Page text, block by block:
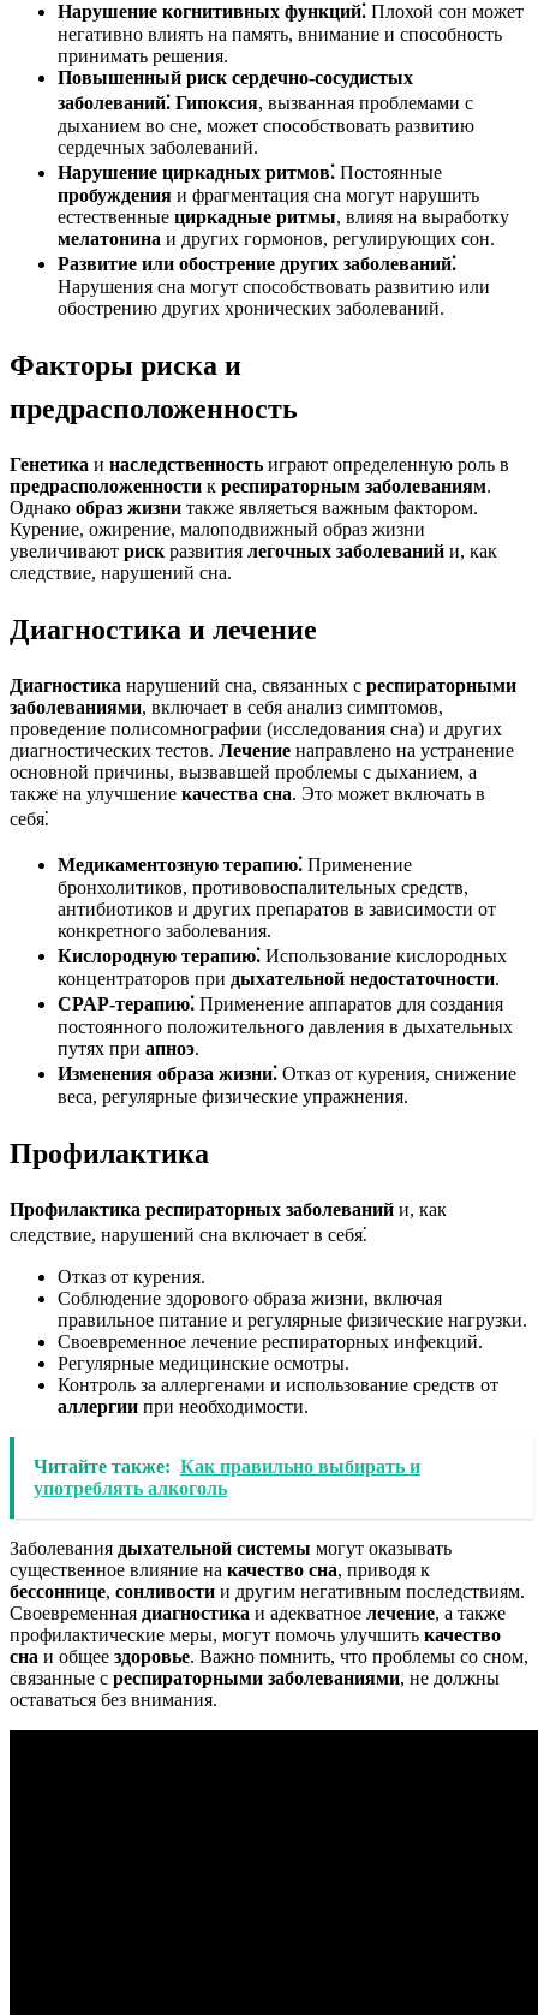
Нарушение когнитивных функций⁚ Плохой сон может
негативно влиять на память, внимание и способность
принимать решения.
Повышенный риск сердечно-сосудистых
заболеваний⁚ Гипоксия, вызванная проблемами с
дыханием во сне, может способствовать развитию
сердечных заболеваний.
Нарушение циркадных ритмов⁚ Постоянные
пробуждения и фрагментация сна могут нарушить
естественные циркадные ритмы, влияя на выработку
мелатонина и других гормонов, регулирующих сон.
Развитие или обострение других заболеваний⁚
Нарушения сна могут способствовать развитию или
обострению других хронических заболеваний.
Факторы риска и
предрасположенность
Генетика и наследственность играют определенную роль в
предрасположенности к респираторным заболеваниям.
Однако образ жизни также являеться важным фактором.
Курение, ожирение, малоподвижный образ жизни
увеличивают риск развития легочных заболеваний и, как
следствие, нарушений сна.
Диагностика и лечение
Диагностика нарушений сна, связанных с респираторными
заболеваниями, включает в себя анализ симптомов,
проведение полисомнографии (исследования сна) и других
диагностических тестов. Лечение направлено на устранение
основной причины, вызвавшей проблемы с дыханием, а
также на улучшение качества сна. Это может включать в
себя⁚
Медикаментозную терапию⁚ Применение
бронхолитиков, противовоспалительных средств,
антибиотиков и других препаратов в зависимости от
конкретного заболевания.
Кислородную терапию⁚ Использование кислородных
концентраторов при дыхательной недостаточности.
CPAP-терапию⁚ Применение аппаратов для создания
постоянного положительного давления в дыхательных
путях при апноэ.
Изменения образа жизни⁚ Отказ от курения, снижение
веса, регулярные физические упражнения.
Профилактика
Профилактика респираторных заболеваний и, как
следствие, нарушений сна включает в себя⁚
Отказ от курения.
Соблюдение здорового образа жизни, включая
правильное питание и регулярные физические нагрузки.
Своевременное лечение респираторных инфекций.
Регулярные медицинские осмотры.
Контроль за аллергенами и использование средств от
аллергии при необходимости.
Читайте также: Как правильно выбирать и
употреблять алкоголь
Заболевания дыхательной системы могут оказывать
существенное влияние на качество сна, приводя к
бессоннице, сонливости и другим негативным последствиям.
Своевременная диагностика и адекватное лечение, а также
профилактические меры, могут помочь улучшить качество
сна и общее здоровье. Важно помнить, что проблемы со сном,
связанные с респираторными заболеваниями, не должны
оставаться без внимания.